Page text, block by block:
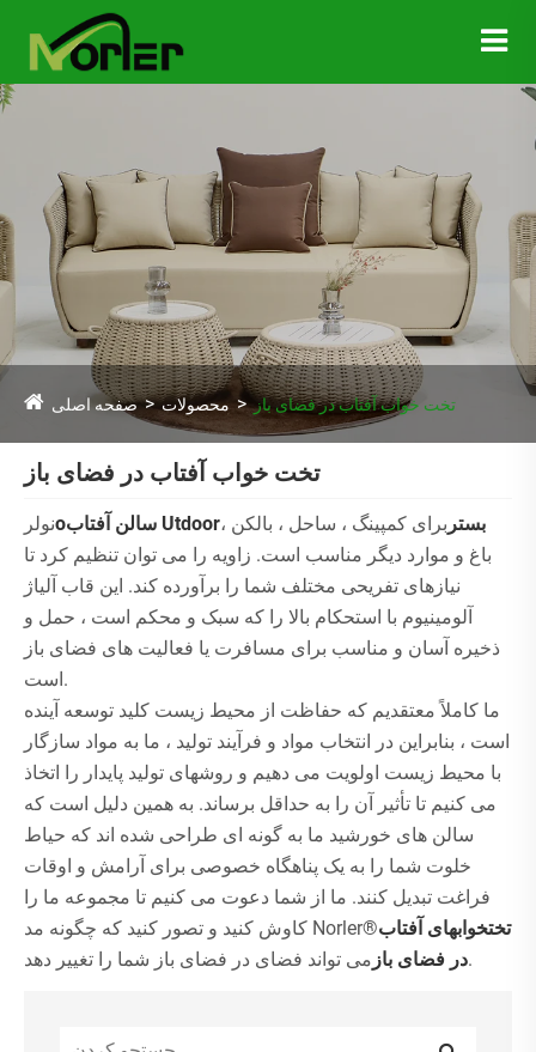
صفحه اصلی محصولات تخت خواب آفتاب در فضای باز
تخت خواب آفتاب در فضای باز
نولرo سالن آفتاب Utdoor بستر برای کمپینگ ، ساحل ، بالکن ،
باغ و موارد دیگر مناسب است. زاویه را می توان تنظیم کرد تا
نیازهای تفریحی مختلف شما را برآورده کند. این قاب آلیاژ
آلومینیوم با استحکام بالا را که سبک و محکم است ، حمل و
ذخیره آسان و مناسب برای مسافرت یا فعالیت های فضای باز
است.
ما کاملاً معتقدیم که حفاظت از محیط زیست کلید توسعه آینده
است ، بنابراین در انتخاب مواد و فرآیند تولید ، ما به مواد سازگار
با محیط زیست اولویت می دهیم و روشهای تولید پایدار را اتخاذ
می کنیم تا تأثیر آن را به حداقل برساند. به همین دلیل است که
سالن های خورشید ما به گونه ای طراحی شده اند که حیاط
خلوت شما را به یک پناهگاه خصوصی برای آرامش و اوقات
فراغت تبدیل کنند. ما از شما دعوت می کنیم تا مجموعه ما را
کاوش کنید و تصور کنید که چگونه مد Norler®تختخوابهای آفتاب
در فضای بازمی تواند فضای در فضای باز شما را تغییر دهد.